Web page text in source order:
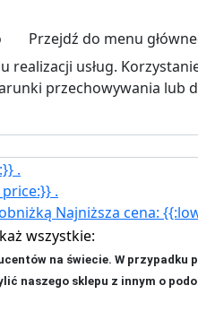
Przejdź do menu
realizacji usług.
przechowywania lub
.
.
Najniższa cena:
wszystkie:
na świecie. W
naszego sklepu z innym o